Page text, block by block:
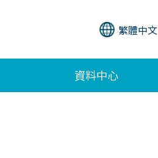
繁體中文
資料中心